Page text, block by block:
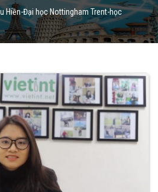
Hiền-Đại học Nottingham Trent-học